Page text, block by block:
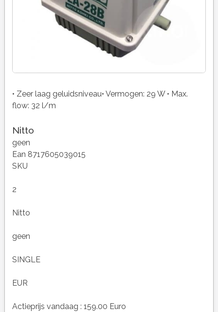
• Zeer laag geluidsniveau• Vermogen: 29 W • Max.
flow: 32 l/m
Nitto
geen
Ean 8717605039015
SKU
2
Nitto
geen
SINGLE
EUR
Actieprijs vandaag : 159.00 Euro